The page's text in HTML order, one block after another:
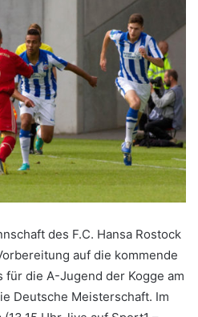
des F.C. Hansa Rostock
auf die kommende
die A-Jugend der Kogge am
Deutsche Meisterschaft. Im